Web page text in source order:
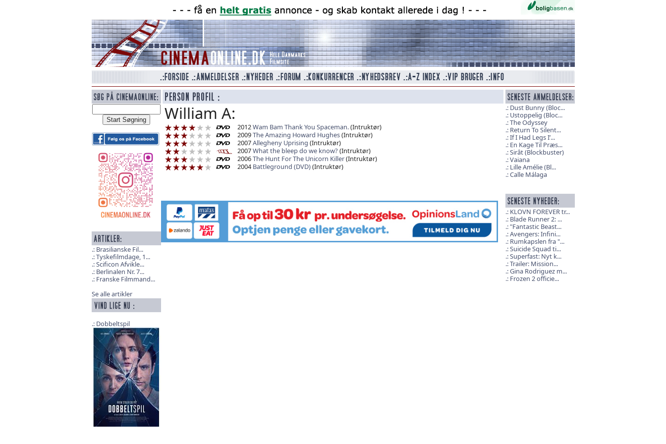
Brasilianske Fil...
Tyskefilmdage, 1...
Scificon Afvikle...
Berlinalen Nr. 7...
Franske Filmmand...
Se alle artikler
Dobbeltspil
William A:
2012Wam Bam Thank You Spaceman.(Intruktør)
2009The Amazing Howard Hughes(Intruktør)
2007Allegheny Uprising (Intruktør)
2007What the bleep do we know?(Intruktør)
2006The Hunt For The Unicorn Killer(Intruktør)
2004 Battleground (DVD)(Intruktør)
Dust Bunny (Bloc...
Ustoppelig (Bloc...
The Odyssey
Return To Silent...
If I Had Legs I’...
En Kage Til Præs...
Sirât (Blockbuster)
Vaiana
Lille Amélie (Bl...
Calle Málaga
KLOVN FOREVER tr...
Blade Runner 2: ...
"Fantastic Beast...
Avengers: Infini...
Rumkapslen fra "...
Suicide Squad ti...
Superfast: Nyt k...
Trailer: Mission...
Gina Rodriguez m...
Frozen 2 officie...